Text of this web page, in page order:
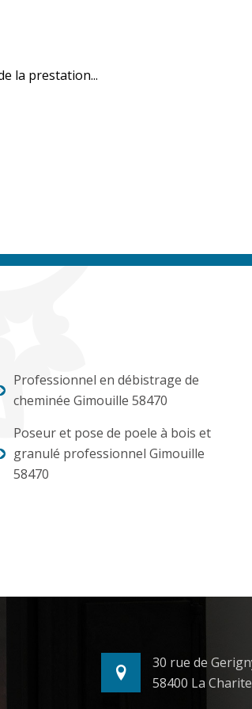
la prestation...
Professionnel en débistrage de
cheminée Gimouille 58470
Poseur et pose de poele à bois et
granulé professionnel Gimouille
58470
30 rue de
58400 La